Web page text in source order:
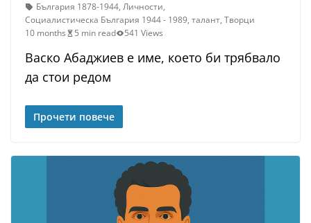
България 1878-1944, Личности,
Социалистическа България 1944 - 1989, талант, Творци
10 months
5 min read 541 Views
Васко Абаджиев е име, което би трябвало
да стои редом
Прочети повече